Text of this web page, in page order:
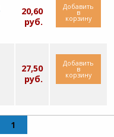
20,60
руб.
Добавить
в
корзину
27,50
руб.
Добавить
в
корзину
1